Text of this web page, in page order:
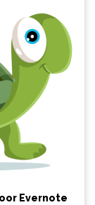
Evernote